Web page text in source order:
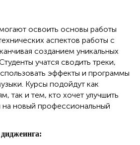
освоить основы работы
аспектов работы с
созданием уникальных
учатся сводить треки,
эффекты и программы
Курсы подойдут как
так и тем, кто хочет улучшить
на новый профессиональный